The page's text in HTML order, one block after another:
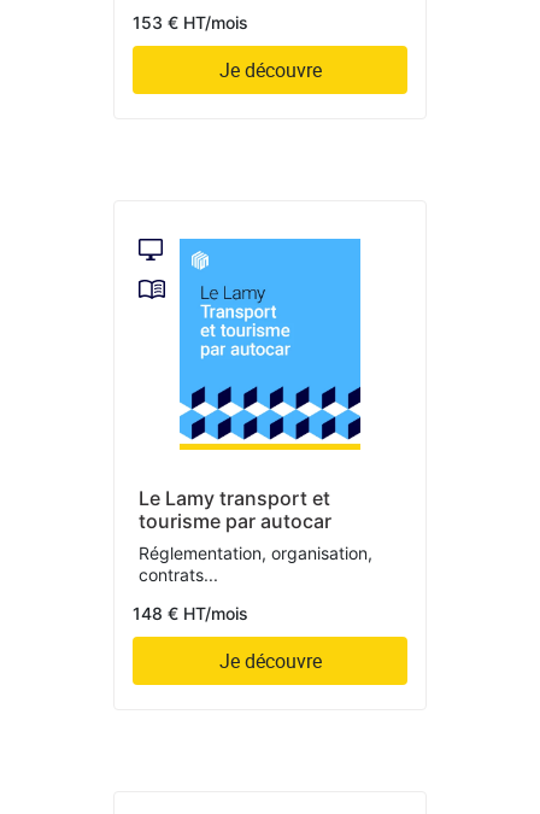
153 € HT/mois
Je découvre
Le Lamy transport et
tourisme par autocar
Réglementation, organisation,
contrats...
148 € HT/mois
Je découvre